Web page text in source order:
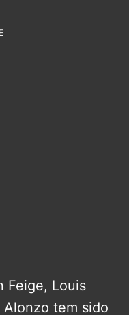
Feige, Louis
Alonzo tem sido